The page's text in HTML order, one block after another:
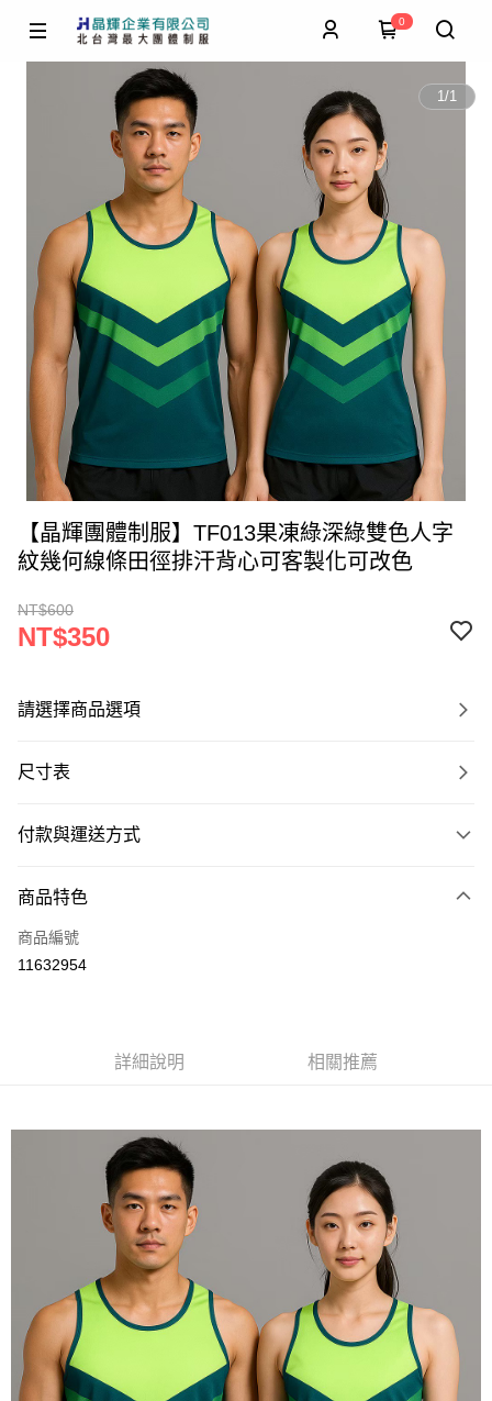
0
1/1
【晶輝團體制服】TF013果凍綠深綠雙色人字
紋幾何線條田徑排汗背心可客製化可改色
NT$600
NT$350
請選擇商品選項
尺寸表
付款與運送方式
信用卡一次付款
運送方式
商品特色
商品編號
11632954
詳細說明 相關推薦